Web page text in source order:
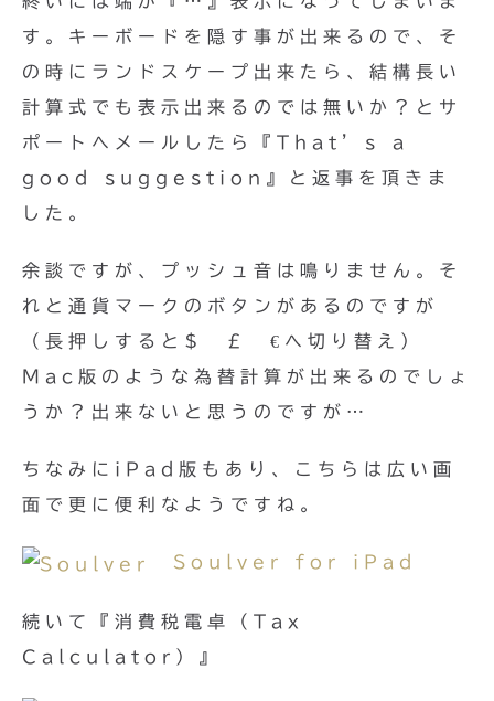
す。キーボードを隠す事が出来るので、そ
の時にランドスケープ出来たら、結構長い
計算式でも表示出来るのでは無いか？とサ
ポートへメールしたら『That’s a
good suggestion』と返事を頂きま
した。
余談ですが、プッシュ音は鳴りません。そ
れと通貨マークのボタンがあるのですが
（長押しすると$ £ €へ切り替え）
Mac版のような為替計算が出来るのでしょ
うか？出来ないと思うのですが…
ちなみにiPad版もあり、こちらは広い画
面で更に便利なようですね。
Soulver for iPad
続いて『消費税電卓（Tax
Calculator）』